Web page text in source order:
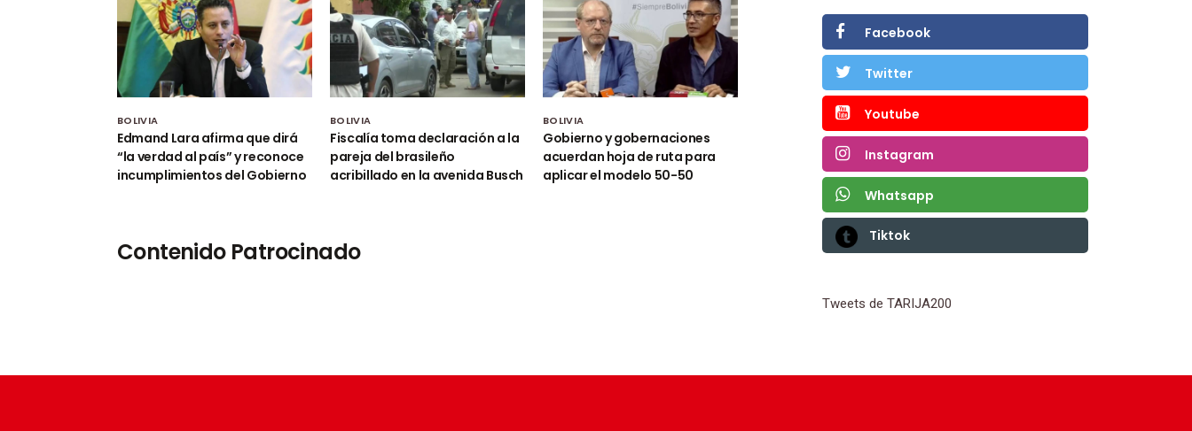
BOLIVIA
Edmand Lara afirma que dirá
“la verdad al país” y reconoce
incumplimientos del Gobierno
BOLIVIA
Fiscalía toma declaración a la
pareja del brasileño
acribillado en la avenida Busch
BOLIVIA
Gobierno y gobernaciones
acuerdan hoja de ruta para
aplicar el modelo 50-50
Contenido Patrocinado
Facebook
Twitter
Youtube
Instagram
Whatsapp
Tiktok
Tweets de TARIJA200